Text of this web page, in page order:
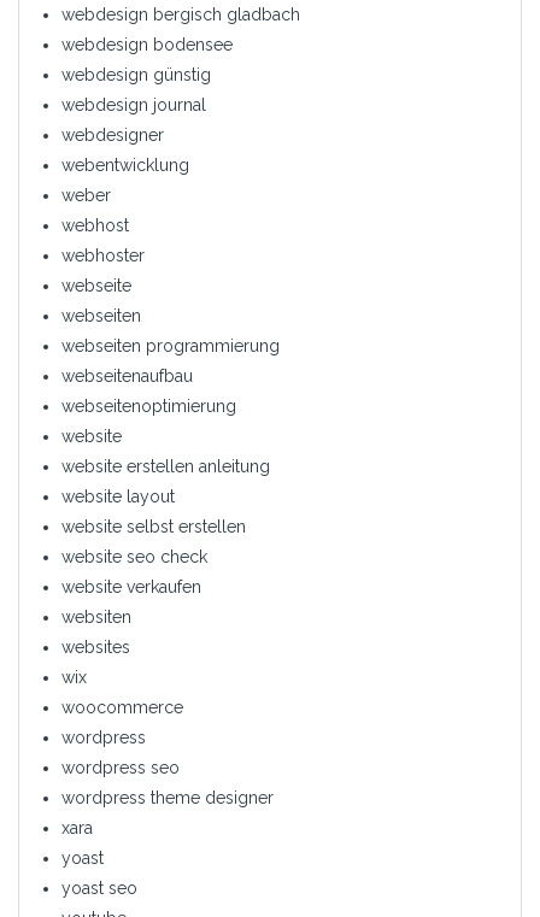
webdesign bergisch gladbach
webdesign bodensee
webdesign günstig
webdesign journal
webdesigner
webentwicklung
weber
webhost
webhoster
webseite
webseiten
webseiten programmierung
webseitenaufbau
webseitenoptimierung
website
website erstellen anleitung
website layout
website selbst erstellen
website seo check
website verkaufen
websiten
websites
wix
woocommerce
wordpress
wordpress seo
wordpress theme designer
xara
yoast
yoast seo